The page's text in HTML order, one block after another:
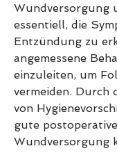
Wundversorgung
essentiell, die
Entzündung zu
angemessene
einzuleiten, um
vermeiden. Durch
von
gute postoperative
Wundversorgung